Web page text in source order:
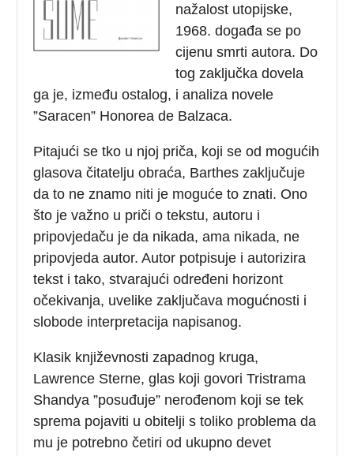
nažalost utopijske,
1968. događa se po
cijenu smrti autora. Do
tog zaključka dovela
ga je, između ostalog, i analiza novele
”Saracen” Honorea de Balzaca.
Pitajući se tko u njoj priča, koji se od mogućih
glasova čitatelju obraća, Barthes zaključuje
da to ne znamo niti je moguće to znati. Ono
što je važno u priči o tekstu, autoru i
pripovjedaču je da nikada, ama nikada, ne
pripovjeda autor. Autor potpisuje i autorizira
tekst i tako, stvarajući određeni horizont
očekivanja, uvelike zaključava mogućnosti i
slobode interpretacija napisanog.
Klasik književnosti zapadnog kruga,
Lawrence Sterne, glas koji govori Tristrama
Shandya ”posuđuje” nerođenom koji se tek
sprema pojaviti u obitelji s toliko problema da
mu je potrebno četiri od ukupno devet